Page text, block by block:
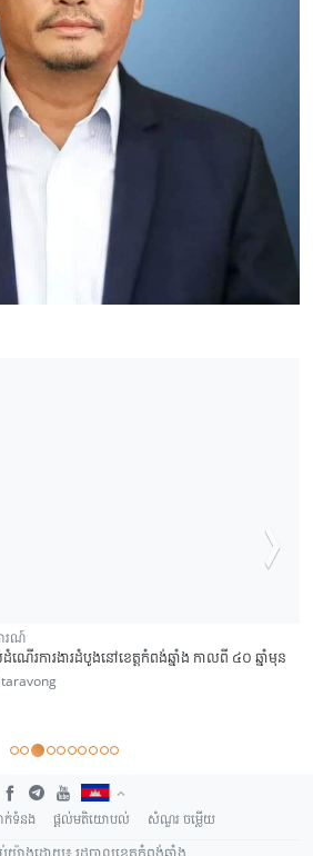
ារណ៍
រការងារដំបូងនៅខេត្តកំពង់ឆ្នាំង កាលពី ៤០ ឆ្នាំមុន
taravong
ក់ទំនង ផ្តល់មតិយោបល់
សំណួរ ចម្លើយ